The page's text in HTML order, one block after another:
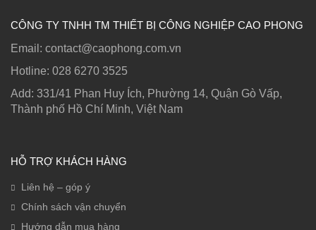
CÔNG TY TNHH TM THIẾT BỊ CÔNG NGHIỆP CAO PHONG
Email: contact@caophong.com.vn
Hotline: ‭028 6270 3525
Add: 331/41 Phan Huy Ích, Phường 14, Quận Gò Vấp,
Thành phố Hồ Chí Minh, Việt Nam
HỖ TRỢ KHÁCH HÀNG
Liên hệ – góp ý
Chính sách vận chuyển
Hướng dẫn mua hàng